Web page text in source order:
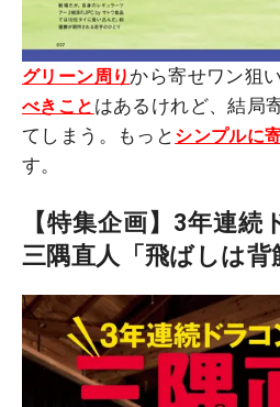
グリーン周り から寄せワン狙
べきこと はあるけれど、結局
てしまう。もっと シンプルに
す。
【特集企画】3年連続
三隅直人「飛ばしは背